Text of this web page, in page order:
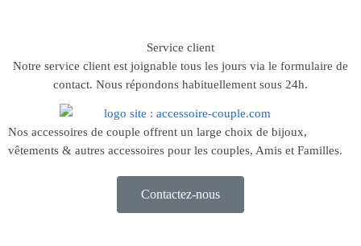
Service client
Notre service client est joignable tous les jours via le formulaire de
contact. Nous répondons habituellement sous 24h.
Nos accessoires de couple offrent un large choix de bijoux,
vêtements & autres accessoires pour les couples, Amis et Familles.
Contactez-nous